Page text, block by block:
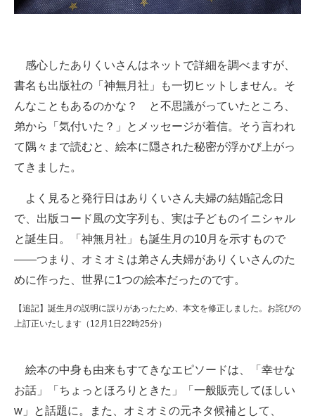
感心したありくいさんはネットで詳細を調べますが、
書名も出版社の「神無月社」も一切ヒットしません。そ
んなこともあるのかな？ と不思議がっていたところ、
弟から「気付いた？」とメッセージが着信。そう言われ
て隅々まで読むと、絵本に隠された秘密が浮かび上がっ
てきました。
よく見ると発行日はありくいさん夫婦の結婚記念日
で、出版コード風の文字列も、実は子どものイニシャル
と誕生日。「神無月社」も誕生月の10月を示すもので
――つまり、オミオミは弟さん夫婦がありくいさんのた
めに作った、世界に1つの絵本だったのです。
【追記】誕生月の説明に誤りがあったため、本文を修正しました。お詫びの
上訂正いたします（12月1日22時25分）
絵本の中身も由来もすてきなエピソードは、「幸せな
お話」「ちょっとほろりときた」「一般販売してほしい
w」と話題に。また、オミオミの元ネタ候補として、